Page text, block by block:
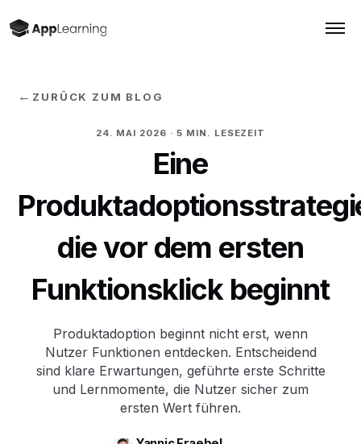
← ZURÜCK ZUM BLOG
24. MAI 2026 · 5 MIN. LESEZEIT
Eine
die vor dem ersten
Funktionsklick beginnt
Produktadoption beginnt nicht erst, wenn
Nutzer Funktionen entdecken. Entscheidend
sind klare Erwartungen, geführte erste Schritte
und Lernmomente, die Nutzer sicher zum
ersten Wert führen.